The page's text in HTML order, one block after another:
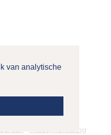
van analytische
Pricacy verklaring